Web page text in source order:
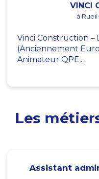
VINCI
à
Vinci Construction –
(Anciennement
Animateur QPE...
Les
Assistant